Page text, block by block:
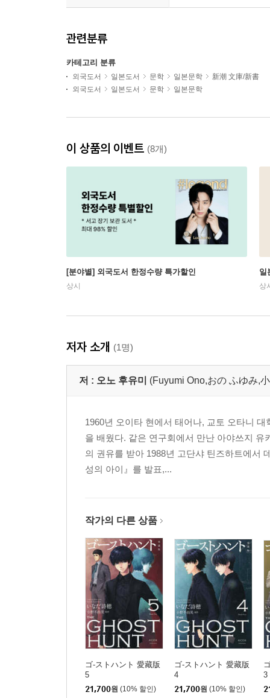
관련분류
카테고리 분류
외국도서 일본도서 문학 일본문학
新潮 文庫/新書
외국도서
일본도서 문학 일본문학
이 상품의 이벤트 (8개)
[분야별] 외국도서 한정수량 특가할인
상시
일
상
저자 소개 (1명)
저 : 오노 후유미 (Fuyumi Ono,おの ふゆみ,
1960년 오이타 현에서 태어나, 교토 오타니
을 배웠다. 같은 연구회에서 만난 아야쓰지
의 권유를 받아 1988년 고단샤 틴즈하트에서
성의 아이』를 발표,...
작가의 다른 상품
ゴ-ストハント 愛藏版
5
21,700원 (10% 할인)
ゴ-ストハント 愛藏版
4
21,700원 (10% 할인)
3